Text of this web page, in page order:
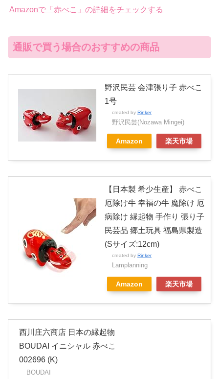
Amazonで「赤べこ」の詳細をチェックする
通販で買う場合のおすすめの商品
野沢民芸 会津張り子 赤べこ
1号
created by Rinker
野沢民芸(Nozawa Mingei)
Amazon 楽天市場
【日本製 希少生産】 赤べこ
厄除け牛 幸福の牛 魔除け 厄
病除け 縁起物 手作り 張り子
民芸品 郷土玩具 福島県製造
(Sサイズ:12cm)
created by Rinker
Lamplanning
Amazon 楽天市場
西川庄六商店 日本の縁起物
BOUDAI イニシャル 赤べこ
002696 (K)
BOUDAI